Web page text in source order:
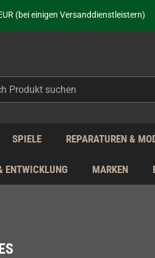
(bei einigen Versanddienstleistern)
für neue Retro-Hardware!
- zollfrei innerhalb der EU!
SPIELE REPARATUREN &
ENTWICKLUNG MARKEN